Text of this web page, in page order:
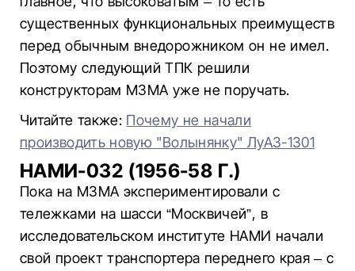
существенных функциональных преимуществ
перед обычным внедорожником он не имел.
Поэтому следующий ТПК решили
конструкторам МЗМА уже не поручать.
Читайте также: Почему не начали
производить новую "Волынянку" ЛуАЗ-1301
НАМИ-032 (1956-58 Г.)
Пока на МЗМА экспериментировали с
тележками на шасси “Москвичей”, в
исследовательском институте НАМИ начали
свой проект транспортера переднего края – с